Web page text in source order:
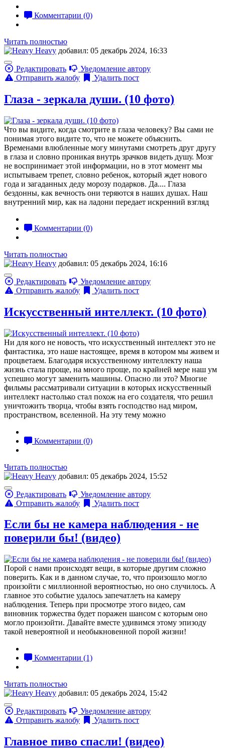
Комментарии (0)
Читать полностью
Heavy добавил: 05 декабрь 2024, 16:33
Редактировать
Уведомление автору
Отправить жалобу
Удалить пост
Глаза - зеркала души. (10 фото)
Что вы видите, когда смотрите в глаза человеку? Вы сами не
понимая этого видите то, что не можете объяснить.
Временами влюбленные могу минутами смотреть друг другу
в глаза и словно проникая внутрь зрачков видеть душу. Мозг
не воспринимает этой информации, но в этот момент мы
испытываем трепет, словно ребенок, который ждет нового
года и загаданных деду морозу подарков. Да.... Глаза
бездонны, как вечность они теряются в наших душах. Наш
внутренний мир, как на ладони передает искренний взгляд
Комментарии (0)
Читать полностью
Heavy добавил: 05 декабрь 2024, 16:16
Редактировать
Уведомление автору
Отправить жалобу
Удалить пост
Искусственный интеллект. (10 фото)
Ни для кого не новость, что искусственный интеллект это не
фантастика, это наше настоящее, время в котором мы живем и
процветаем. Благодаря искусственному интеллекту наша
жизнь стала проще, на много проще, по крайней мере наш ум
успешно могут заменить машины. Опасно ли это? Многие
фильмы рассматривали ситуации в которых искусственный
интеллект настолько стал похож на его создателя, что решил
уничтожить творца, чтобы взять господство над миром,
пространством, вселенной. На эту тему можно
Комментарии (0)
Читать полностью
Heavy добавил: 05 декабрь 2024, 15:52
Редактировать
Уведомление автору
Отправить жалобу
Удалить пост
Если бы не камера наблюдения - не
поверили бы! (видео)
Порой с нами происходят вещи, в которые другим сложно
поверить. Как и в данном случае, то, что произошло могло
произойти с миллионной вероятностью, но оно случилось. А
главное это событие удалось запечатлеть на камеру
наблюдения. Теперь при просмотре этого видео, сам
виновник торжества будет поражен шансом с которым оно
могло произойти. Давайте вместе удивимся этому эпизоду
такой невероятной и необыкновенной порой жизни!
Комментарии (1)
Читать полностью
Heavy добавил: 05 декабрь 2024, 15:42
Редактировать
Уведомление автору
Отправить жалобу
Удалить пост
Главное пиво спасли! (видео)